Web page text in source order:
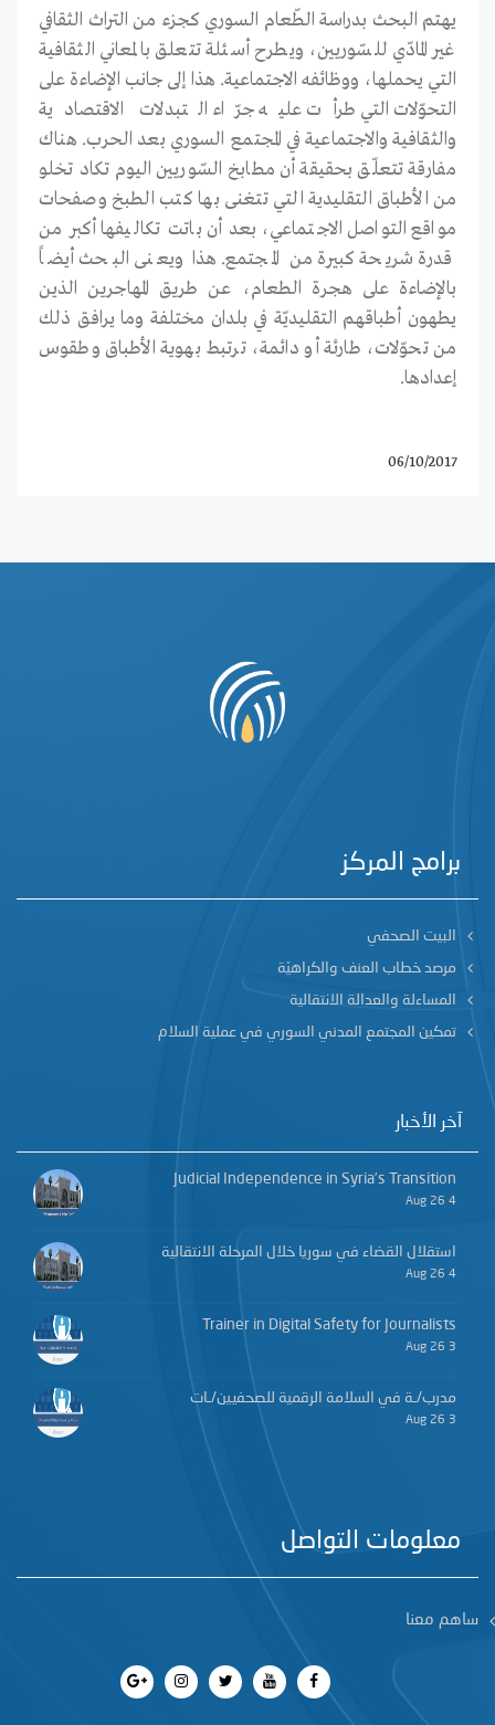
يهتم البحث بدراسة الطّعام السوري كجزء من التراث الثقافي
غير المادّي للسّوريين، ويطرح أسئلة تتعلق بالمعاني الثقافية
التي يحملها، ووظائفه الاجتماعية. هذا إلى جانب الإضاءة على
التحوّلات التي طرأت عليه جرّاء التبدلات الاقتصادية
والثقافية والاجتماعية في المجتمع السوري بعد الحرب. هناك
مفارقة تتعلّق بحقيقة أن مطابخ السّوريين اليوم تكاد تخلو
من الأطباق التقليدية التي تتغنى بها كتب الطبخ وصفحات
مواقع التواصل الاجتماعي، بعد أن باتت تكاليفها أكبر من
قدرة شريحة كبيرة من المجتمع. هذا ويعنى البحث أيضاً
بالإضاءة على هجرة الطعام، عن طريق المهاجرين الذين
يطهون أطباقهم التقليديّة في بلدان مختلفة وما يرافق ذلك
من تحوّلات، طارئة أو دائمة، ترتبط بهوية الأطباق وطقوس
إعدادها.
06/10/2017
برامج المركز
البيت الصحفي
مرصد خطاب العنف والكراهيّة
المساءلة والعدالة الانتقالية
تمكين المجتمع المدني السوري في عملية السلام
آخر الأخبار
Judicial Independence in Syria’s Transition
4 Aug 26
استقلال القضاء في سوريا خلال المرحلة الانتقالية
4 Aug 26
Trainer in Digital Safety for Journalists
3 Aug 26
مدرب/ـة في السلامة الرقمية للصحفيين/ـات
3 Aug 26
معلومات التواصل
ساهم معنا